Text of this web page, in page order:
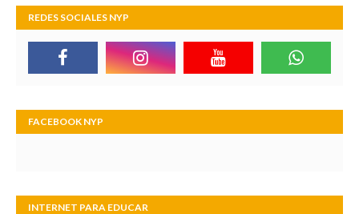
REDES SOCIALES NYP
FACEBOOK NYP
INTERNET PARA EDUCAR